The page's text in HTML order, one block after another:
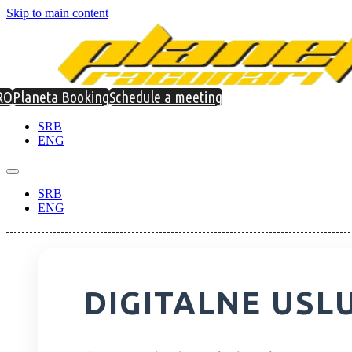
Skip to main content
Planeta BookingSchedule a meeting
SRB
ENG
SRB
ENG
DIGITALNE